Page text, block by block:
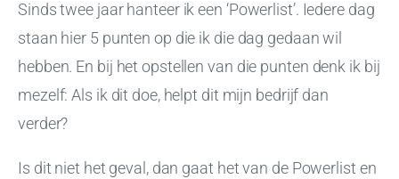
Sinds twee jaar hanteer ik een ‘Powerlist’. Iedere dag
staan hier 5 punten op die ik die dag gedaan wil
hebben. En bij het opstellen van die punten denk ik bij
mezelf: Als ik dit doe, helpt dit mijn bedrijf dan
verder?
Is dit niet het geval, dan gaat het van de Powerlist en